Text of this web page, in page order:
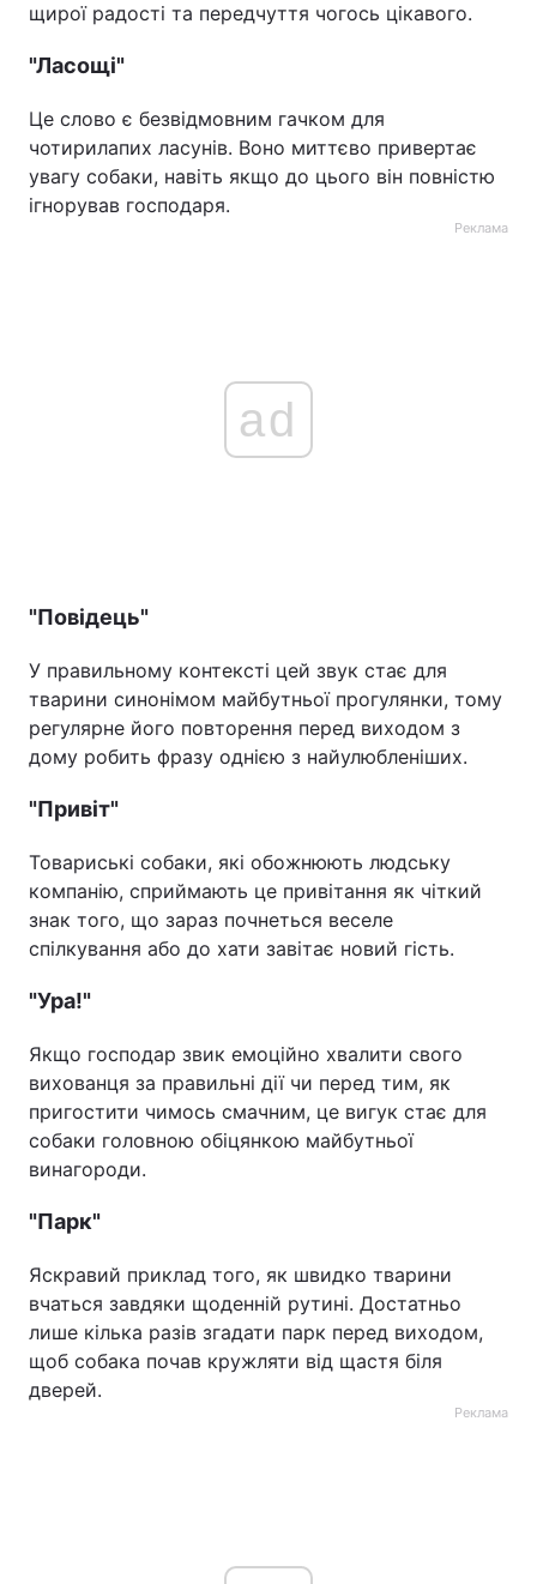
щирої радості та передчуття чогось цікавого.
"Ласощі"
Це слово є безвідмовним гачком для
чотирилапих ласунів. Воно миттєво привертає
увагу собаки, навіть якщо до цього він повністю
ігнорував господаря.
Реклама
ad
"Повідець"
У правильному контексті цей звук стає для
тварини синонімом майбутньої прогулянки, тому
регулярне його повторення перед виходом з
дому робить фразу однією з найулюбленіших.
"Привіт"
Товариські собаки, які обожнюють людську
компанію, сприймають це привітання як чіткий
знак того, що зараз почнеться веселе
спілкування або до хати завітає новий гість.
"Ура!"
Якщо господар звик емоційно хвалити свого
вихованця за правильні дії чи перед тим, як
пригостити чимось смачним, це вигук стає для
собаки головною обіцянкою майбутньої
винагороди.
"Парк"
Яскравий приклад того, як швидко тварини
вчаться завдяки щоденній рутині. Достатньо
лише кілька разів згадати парк перед виходом,
щоб собака почав кружляти від щастя біля
дверей.
Реклама